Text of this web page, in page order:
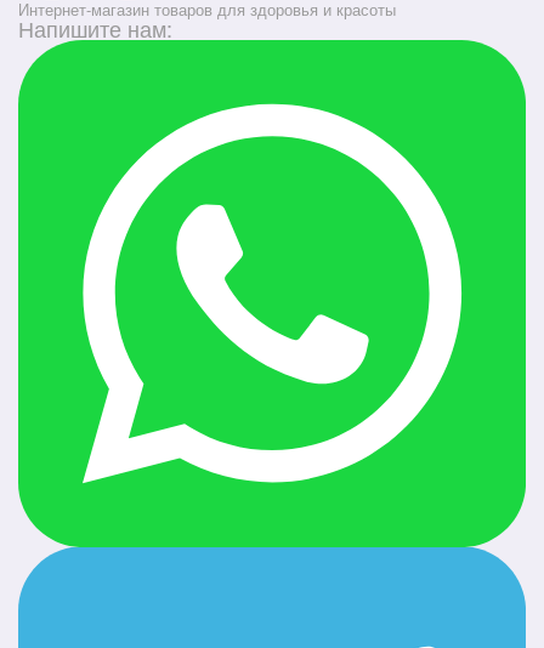
Интернет-магазин товаров для здоровья и красоты
Напишите нам: